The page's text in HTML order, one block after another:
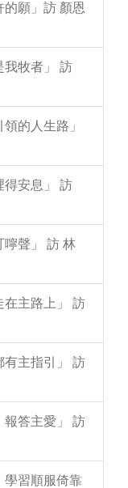
願」訪 顏恩
我牧者」 訪
的人生路」
得安息」 訪
嚀聲」 訪 林
在主路上」 訪
有主指引」 訪
報答主愛」 訪
學習順服倚靠